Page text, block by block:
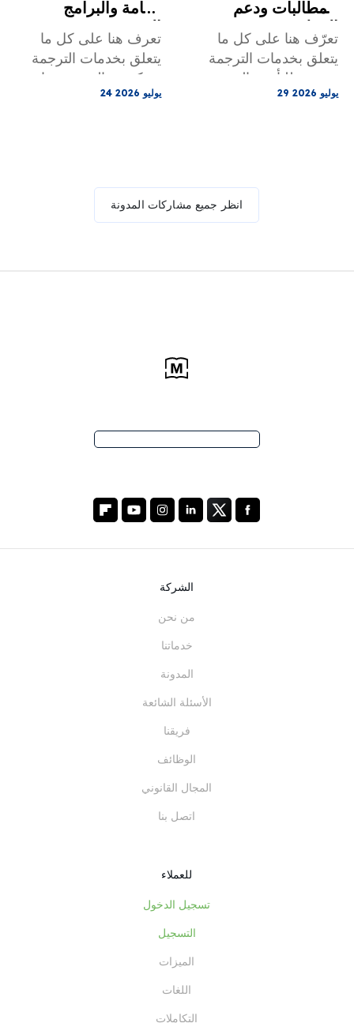
للمطالبات ودعم
العملاء
تعرّف هنا على كل ما
يتعلق بخدمات الترجمة
الفورية للتأمين التي
تقدمها موتا وورد
29 يوليو 2026
العامة والبرامج
المجتمعية
تعرف هنا على كل ما
يتعلق بخدمات الترجمة
الحكومية التي تقدمها
موتا وورد للهيئات العامة
24 يوليو 2026
انظر جميع مشاركات المدونة
الشركة
من نحن
خدماتنا
المدونة
الأسئلة الشائعة
فريقنا
الوظائف
المجال القانوني
اتصل بنا
للعملاء
تسجيل الدخول
التسجيل
الميزات
اللغات
التكاملات